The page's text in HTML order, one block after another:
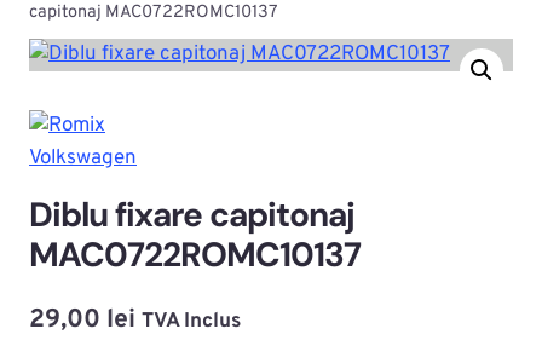
capitonaj MAC0722ROMC10137
Volkswagen
Diblu fixare capitonaj
MAC0722ROMC10137
29,00 lei TVA Inclus